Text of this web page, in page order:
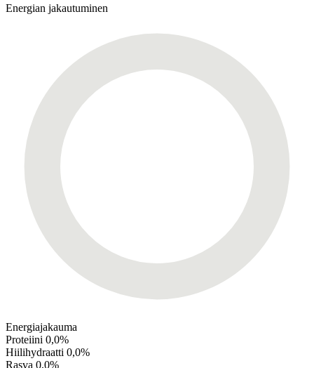
Energian jakautuminen
Energiajakauma
Proteiini 0,0%
Hiilihydraatti 0,0%
Rasva 0,0%